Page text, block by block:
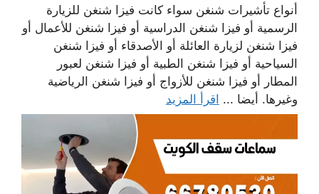
أنواع تأشيرات شنغن سواء كانت فيزا شنغن للزيارة
الرسمية أو فيزا شنغن الدراسية أو فيزا شنغن للأعمال أو
فيزا شنغن لزيارة العائلة أو الأصدقاء أو فيزا شنغن
السياحية أو فيزا شنغن الطبية أو فيزا شنغن لعبور
المطار أو فيزا شنغن للأزواج أو فيزا شنغن الرياضية
وغيرها. أيضا ... اقرأ المزيد